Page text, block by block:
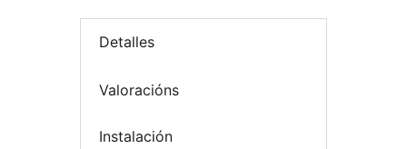
Detalles
Valoracións
Instalación